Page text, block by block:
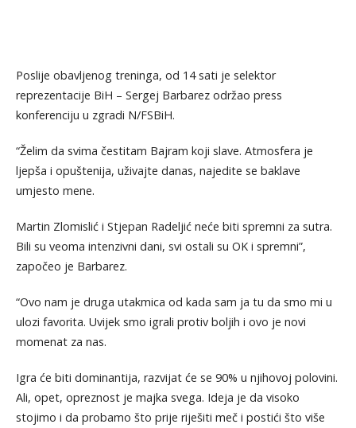
Poslije obavljenog treninga, od 14 sati je selektor
reprezentacije BiH – Sergej Barbarez održao press
konferenciju u zgradi N/FSBiH.
“Želim da svima čestitam Bajram koji slave. Atmosfera je
ljepša i opuštenija, uživajte danas, najedite se baklave
umjesto mene.
Martin Zlomislić i Stjepan Radeljić neće biti spremni za sutra.
Bili su veoma intenzivni dani, svi ostali su OK i spremni”,
započeo je Barbarez.
“Ovo nam je druga utakmica od kada sam ja tu da smo mi u
ulozi favorita. Uvijek smo igrali protiv boljih i ovo je novi
momenat za nas.
Igra će biti dominantija, razvijat će se 90% u njihovoj polovini.
Ali, opet, opreznost je majka svega. Ideja je da visoko
stojimo i da probamo što prije riješiti meč i postići što više